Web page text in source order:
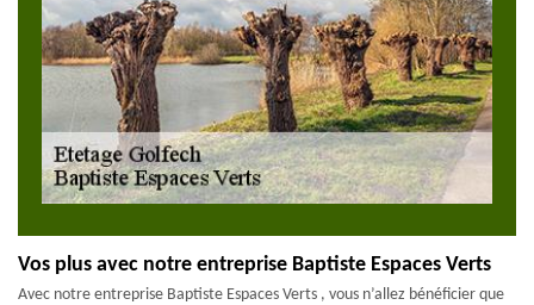
Vos plus avec notre entreprise Baptiste Espaces Verts
Avec notre entreprise Baptiste Espaces Verts , vous n’allez bénéficier que